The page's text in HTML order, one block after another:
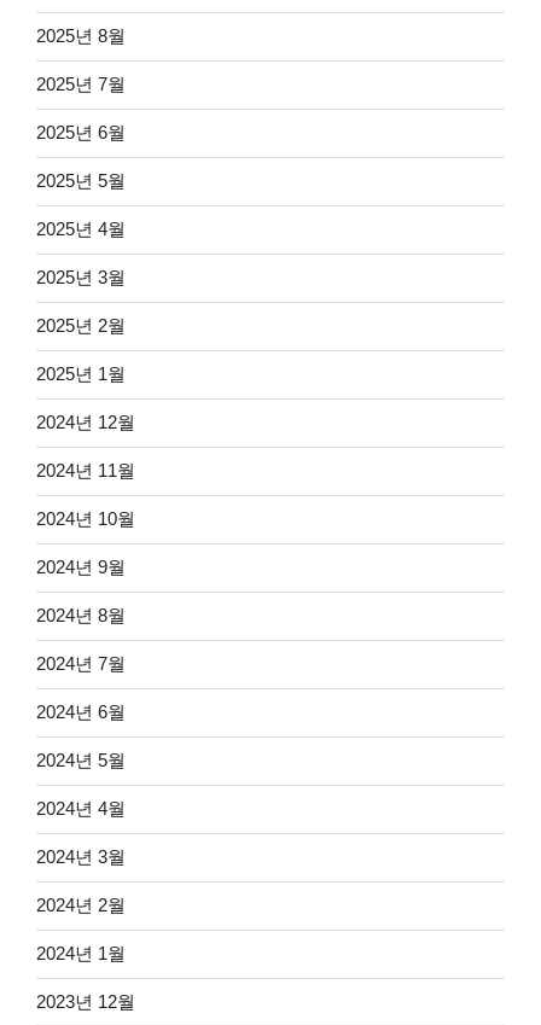
2025년 8월
2025년 7월
2025년 6월
2025년 5월
2025년 4월
2025년 3월
2025년 2월
2025년 1월
2024년 12월
2024년 11월
2024년 10월
2024년 9월
2024년 8월
2024년 7월
2024년 6월
2024년 5월
2024년 4월
2024년 3월
2024년 2월
2024년 1월
2023년 12월